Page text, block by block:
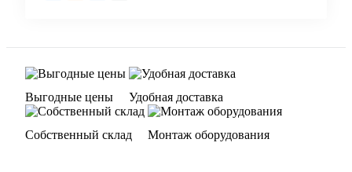
Выгодные цены Удобная доставка
Собственный склад Монтаж оборудования